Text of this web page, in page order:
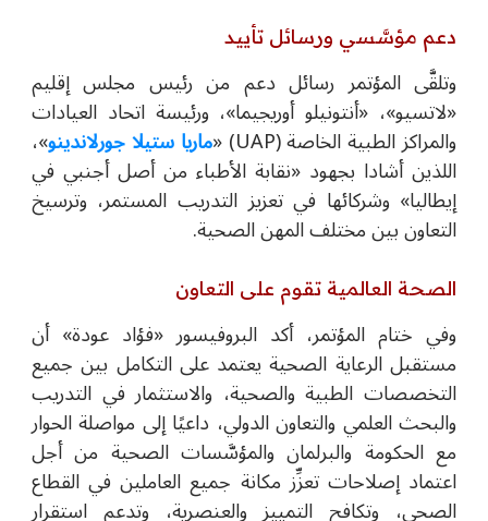
دعم مؤسَّسي ورسائل تأييد
وتلقَّى المؤتمر رسائل دعم من رئيس مجلس إقليم
«لاتسيو»، «أنتونيلو أوريجيما»، ورئيسة اتحاد العيادات
والمراكز الطبية الخاصة (UAP) « ماريا ستيلا جورلاندينو»،
اللذين أشادا بجهود «نقابة الأطباء من أصل أجنبي في
إيطاليا» وشركائها في تعزيز التدريب المستمر، وترسيخ
التعاون بين مختلف المهن الصحية.
الصحة العالمية تقوم على التعاون
وفي ختام المؤتمر، أكد البروفيسور «فؤاد عودة» أن
مستقبل الرعاية الصحية يعتمد على التكامل بين جميع
التخصصات الطبية والصحية، والاستثمار في التدريب
والبحث العلمي والتعاون الدولي، داعيًا إلى مواصلة الحوار
مع الحكومة والبرلمان والمؤسَّسات الصحية من أجل
اعتماد إصلاحات تعزِّز مكانة جميع العاملين في القطاع
الصحي، وتكافح التمييز والعنصرية، وتدعم استقرار